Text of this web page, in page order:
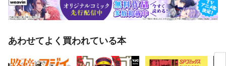
あわせてよく買われている本